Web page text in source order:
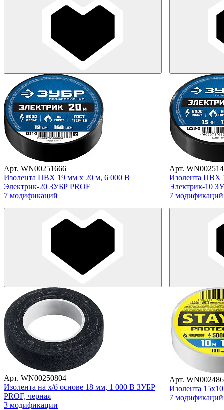
Арт. WN00251666
Изолента ПВХ 19 мм х 20 м, 6 000 В
Электрик-20 ЗУБР PROF
7 модификаций
Арт.
Изолента ПВХ
Электрик-10
7 модификаций
Арт. WN00250804
Изолента на х/б основе 18 мм, 1 000 В ЗУБР
PROF, черная
3 модификации
Арт.
Изолента
7 модификаций